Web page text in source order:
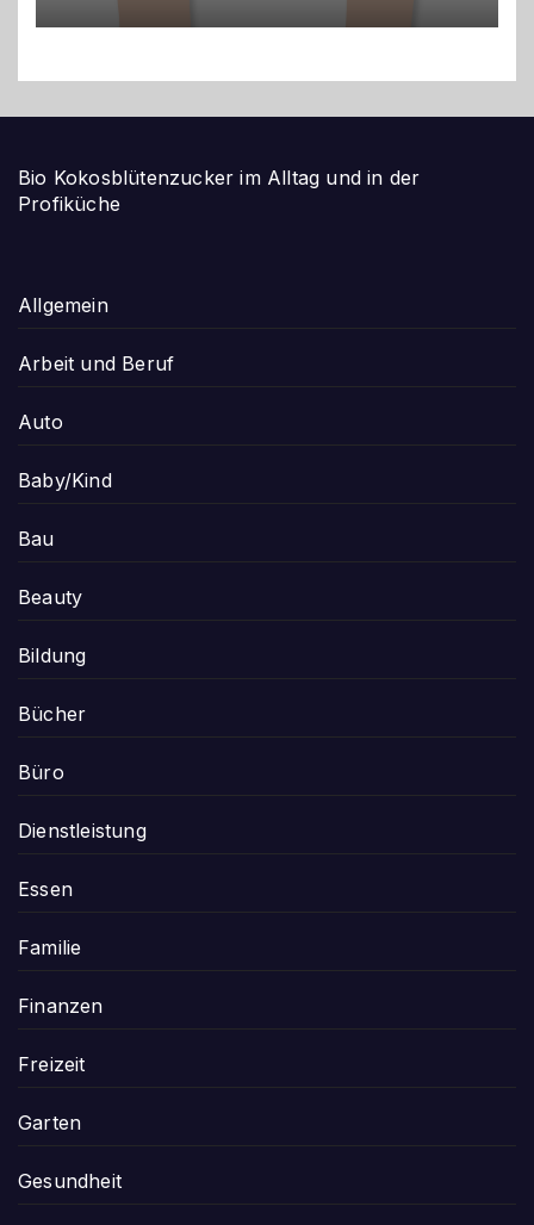
Bio Kokosblütenzucker im Alltag und in der
Profiküche
Allgemein
Arbeit und Beruf
Auto
Baby/Kind
Bau
Beauty
Bildung
Bücher
Büro
Dienstleistung
Essen
Familie
Finanzen
Freizeit
Garten
Gesundheit